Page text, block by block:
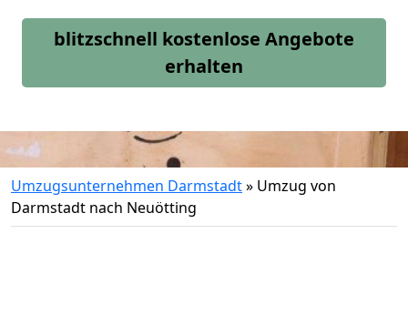
blitzschnell kostenlose Angebote
erhalten
Umzugsunternehmen Darmstadt» Umzug von
Darmstadt nach Neuötting